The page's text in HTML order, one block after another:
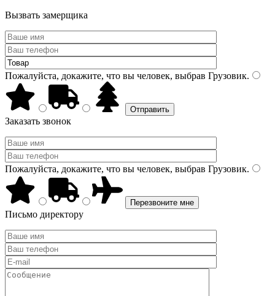
Вызвать замерщика
Пожалуйста, докажите, что вы человек, выбрав Грузовик.
Заказать звонок
Пожалуйста, докажите, что вы человек, выбрав Грузовик.
Письмо директору